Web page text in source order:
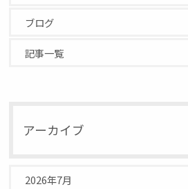
ブログ
記事一覧
アーカイブ
2026年7月